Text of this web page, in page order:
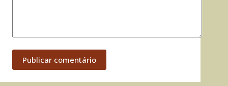
Publicar comentário